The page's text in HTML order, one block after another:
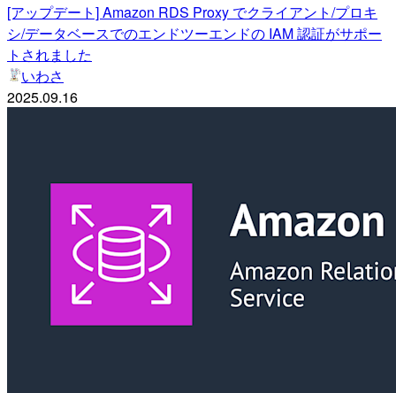
[アップデート] Amazon RDS Proxy でクライアント/プロキ
シ/データベースでのエンドツーエンドの IAM 認証がサポー
トされました
いわさ
2025.09.16